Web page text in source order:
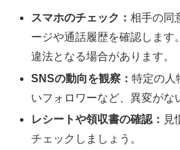
スマホのチェック：相手の同
ージや通話履歴を確認します
違法となる場合があります。
SNSの動向を観察：特定の人
いフォロワーなど、異変がな
レシートや領収書の確認： 見
チェックしましょう。